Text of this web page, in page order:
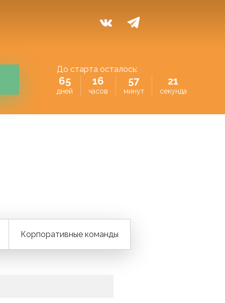
До старта осталось:
65
дней
16
часов
57
минут
21
секунда
Корпоративные команды